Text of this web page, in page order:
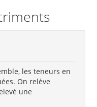
les teneurs en
On relève
une